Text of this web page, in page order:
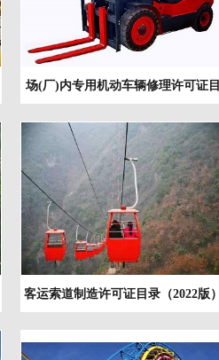
场(厂)内专用机动车辆修理许可证目
录（2022版）
客运索道制造许可证目录（2022版）